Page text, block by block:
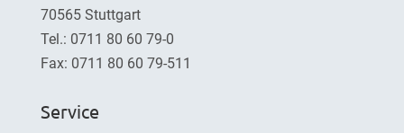
70565 Stuttgart
Tel.: 0711 80 60 79-0
Fax: 0711 80 60 79-511
Service